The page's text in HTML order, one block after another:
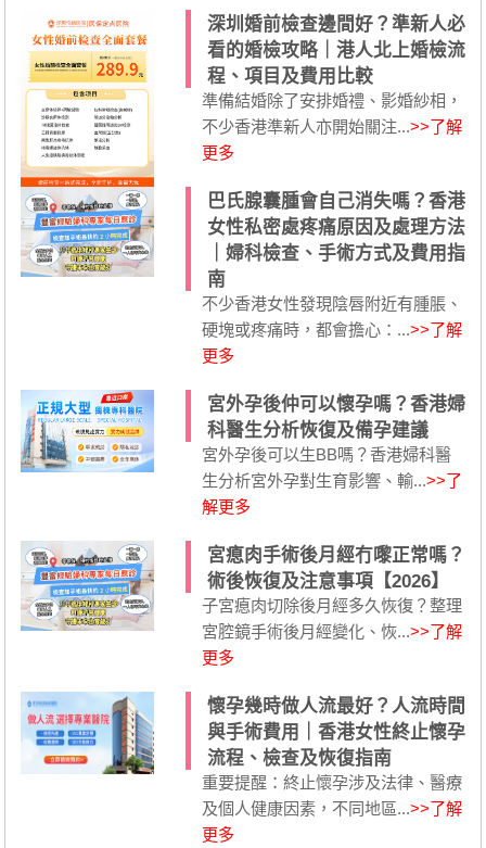
深圳婚前檢查邊間好？準新人必
看的婚檢攻略｜港人北上婚檢流
程、項目及費用比較
準備結婚除了安排婚禮、影婚紗相，
不少香港準新人亦開始關注...>>了解
更多
巴氏腺囊腫會自己消失嗎？香港
女性私密處疼痛原因及處理方法
｜婦科檢查、手術方式及費用指
南
不少香港女性發現陰唇附近有腫脹、
硬塊或疼痛時，都會擔心：...>>了解
更多
宮外孕後仲可以懷孕嗎？香港婦
科醫生分析恢復及備孕建議
宮外孕後可以生BB嗎？香港婦科醫
生分析宮外孕對生育影響、輸...>>了
解更多
宮瘜肉手術後月經冇嚟正常嗎？
術後恢復及注意事項【2026】
子宮瘜肉切除後月經多久恢復？整理
宮腔鏡手術後月經變化、恢...>>了解
更多
懷孕幾時做人流最好？人流時間
與手術費用｜香港女性終止懷孕
流程、檢查及恢復指南
重要提醒：終止懷孕涉及法律、醫療
及個人健康因素，不同地區...>>了解
更多